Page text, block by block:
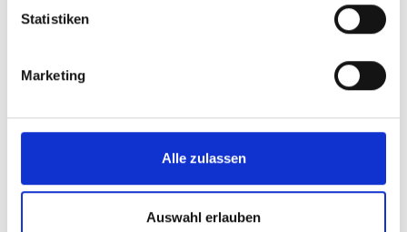
Statistiken
Marketing
Alle zulassen
Auswahl erlauben
li_gc
s des Benutzers
für Cookies auf
der aktuellen
Domäne.
180